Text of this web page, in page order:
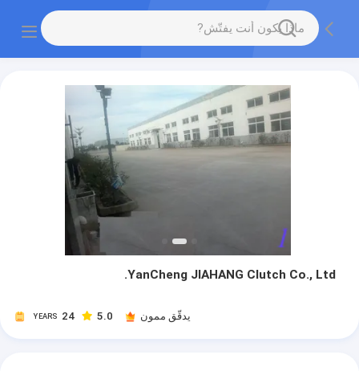
YanCheng JIAHANG Clutch Co., Ltd.
24
YEARS 5.0 يدقّق ممون